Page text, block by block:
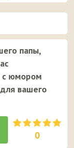
папы,
с юмором
вашего
0